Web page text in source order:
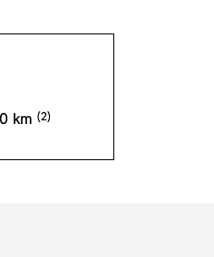
km